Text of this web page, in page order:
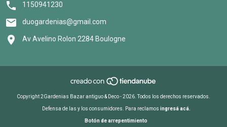
1150941230
duogardenias@gmail.com
Av Avelino Rolon 2284 Boulogne
Copyright 2Gardenias Bazar antiguo & Deco - 2026. Todos los derechos reservados.
Defensa de las y los consumidores. Para reclamos ingresá acá.
Botón de arrepentimiento